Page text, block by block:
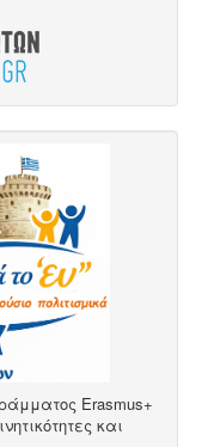
Erasmus+
και